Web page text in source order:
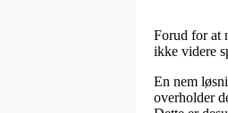
Forud for at
ikke videre
En nem
overholder